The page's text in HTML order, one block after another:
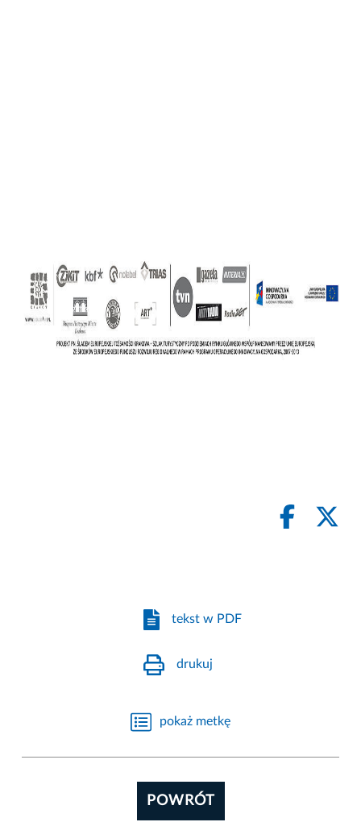
tekst w PDF
drukuj
pokaż metkę
POWRÓT